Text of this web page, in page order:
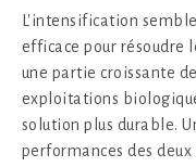
L'intensification
efficace pour
une partie croissante
exploitations
solution plus durable.
performances des